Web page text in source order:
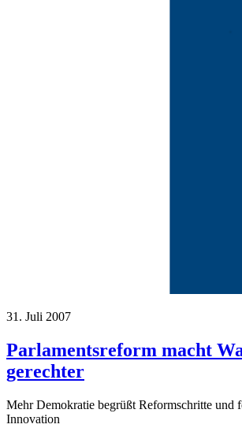
31. Juli 2007
Parlamentsreform macht
gerechter
Mehr Demokratie begrüßt Reformschritte und
Innovation